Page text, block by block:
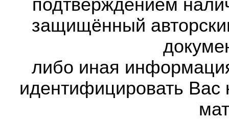
подтверждением
защищённый
либо иная
идентифицировать Вас